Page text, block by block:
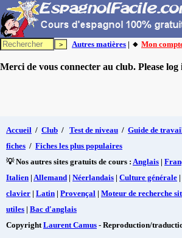
Autres matières | 🔸 Mon
Merci de vous connecter au club. Please log
Accueil / Club / Test de niveau / Guide de
fiches / Fiches les plus populaires
💡 Nos autres sites gratuits de cours : Anglais |
Italien | Allemand | Néerlandais | Culture générale |
clavier | Latin | Provençal | Moteur de recherche
utiles | Bac d'anglais
CopyrightLaurent Camus - Reproduction/